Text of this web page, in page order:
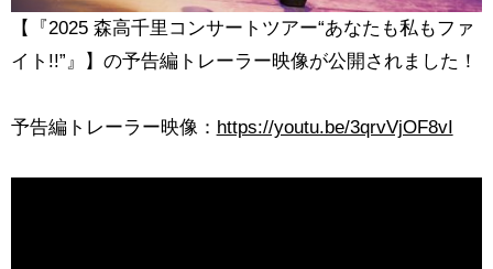
【『2025 森高千里コンサートツアー“あなたも私もファ
イト!!”』】の予告編トレーラー映像が公開されました！
予告編トレーラー映像： https://youtu.be/3qrvVjOF8vI